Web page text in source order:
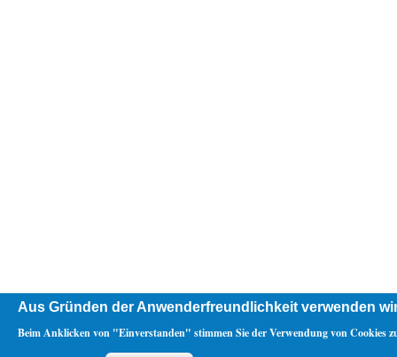
Aus Gründen der Anwenderfreundlichkeit verwenden
Beim Anklicken von "Einverstanden" stimmen Sie der Verwendung von Cookies